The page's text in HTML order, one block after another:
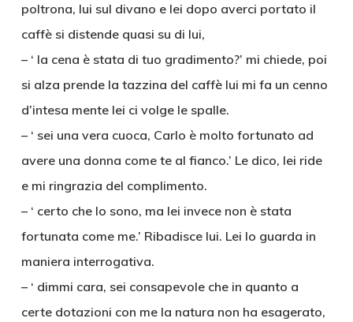
poltrona, lui sul divano e lei dopo averci portato il
caffè si distende quasi su di lui,
– ‘ la cena è stata di tuo gradimento?’ mi chiede, poi
si alza prende la tazzina del caffè lui mi fa un cenno
d’intesa mente lei ci volge le spalle.
– ‘ sei una vera cuoca, Carlo è molto fortunato ad
avere una donna come te al fianco.’ Le dico, lei ride
e mi ringrazia del complimento.
– ‘ certo che lo sono, ma lei invece non è stata
fortunata come me.’ Ribadisce lui. Lei lo guarda in
maniera interrogativa.
– ‘ dimmi cara, sei consapevole che in quanto a
certe dotazioni con me la natura non ha esagerato,